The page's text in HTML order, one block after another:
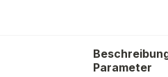
Parameter